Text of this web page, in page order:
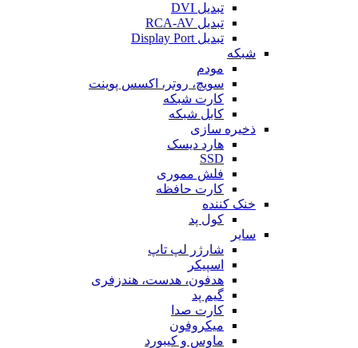
تبدیل DVI
تبدیل RCA-AV
تبدیل Display Port
شبکه
مودم
سویچ، روتر، اکسس پوینت
کارت شبکه
کابل شبکه
ذخیره سازی
هارد دیسک
SSD
فلش مموری
کارت حافظه
خنک کننده
کول پد
سایر
شارژر لپ تاپ
اسپیکر
هدفون، هدست، هندزفری
گیم پد
کارت صدا
میکروفون
ماوس و کیبورد